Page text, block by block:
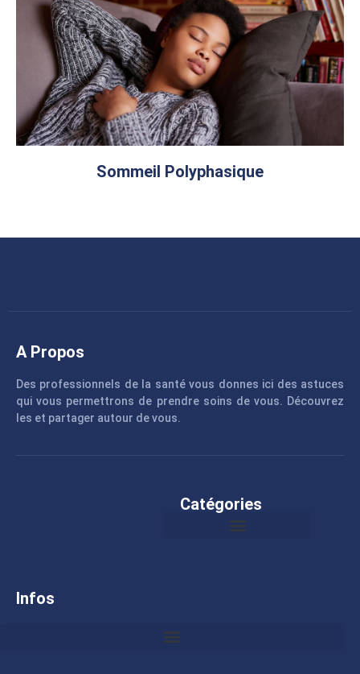
Sommeil Polyphasique
A Propos
Des professionnels de la santé vous donnes ici des astuces
qui vous permettrons de prendre soins de vous. Découvrez
les et partager autour de vous.
Catégories
Infos